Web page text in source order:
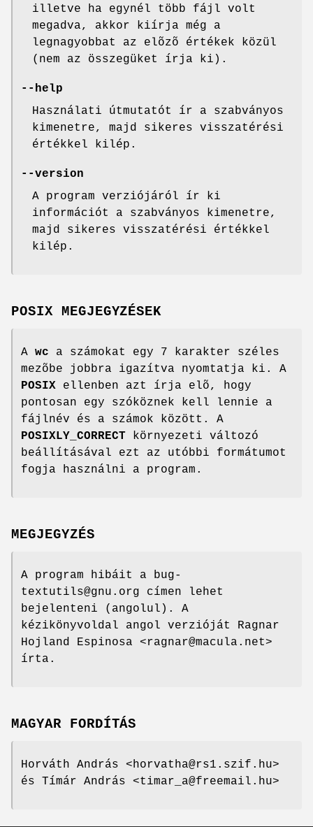
illetve ha egynél több fájl volt
megadva, akkor kiírja még a
legnagyobbat az elõzõ értékek közül
(nem az összegüket írja ki).
--help
Használati útmutatót ír a szabványos
kimenetre, majd sikeres visszatérési
értékkel kilép.
--version
A program verziójáról ír ki
információt a szabványos kimenetre,
majd sikeres visszatérési értékkel
kilép.
POSIX MEGJEGYZÉSEK
A wc a számokat egy 7 karakter széles
mezõbe jobbra igazítva nyomtatja ki. A
POSIX ellenben azt írja elõ, hogy
pontosan egy szóköznek kell lennie a
fájlnév és a számok között. A
POSIXLY_CORRECT környezeti változó
beállításával ezt az utóbbi formátumot
fogja használni a program.
MEGJEGYZÉS
A program hibáit a bug-
textutils@gnu.org címen lehet
bejelenteni (angolul). A
kézikönyvoldal angol verzióját Ragnar
Hojland Espinosa <ragnar@macula.net>
írta.
MAGYAR FORDÍTÁS
Horváth András <horvatha@rs1.szif.hu>
és Tímár András <timar_a@freemail.hu>